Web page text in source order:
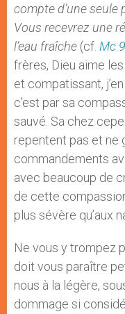
compte d’une seule
Vous recevrez une
l’eau fraîche (cf. Mc
frères, Dieu aime
et compatissant,
c’est par sa
sauvé. Sa chez
repentent pas et ne
commandements
avec beaucoup de
de cette
plus sévère qu’aux
Ne vous y trompez
doit vous paraître
nous à la légère,
dommage si